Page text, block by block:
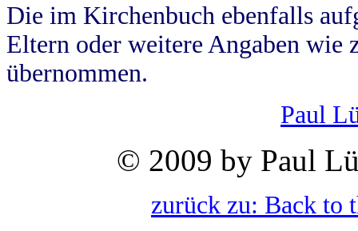
Die im Kirchenbuch ebenfalls
Eltern oder weitere Angaben wie
übernommen.
Paul
© 2009 by Paul
zurück zu: Back to